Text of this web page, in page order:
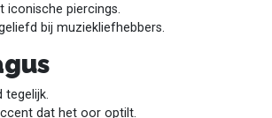
iconische piercings.
bij muziekliefhebbers.
tegelijk.
dat het oor optilt.